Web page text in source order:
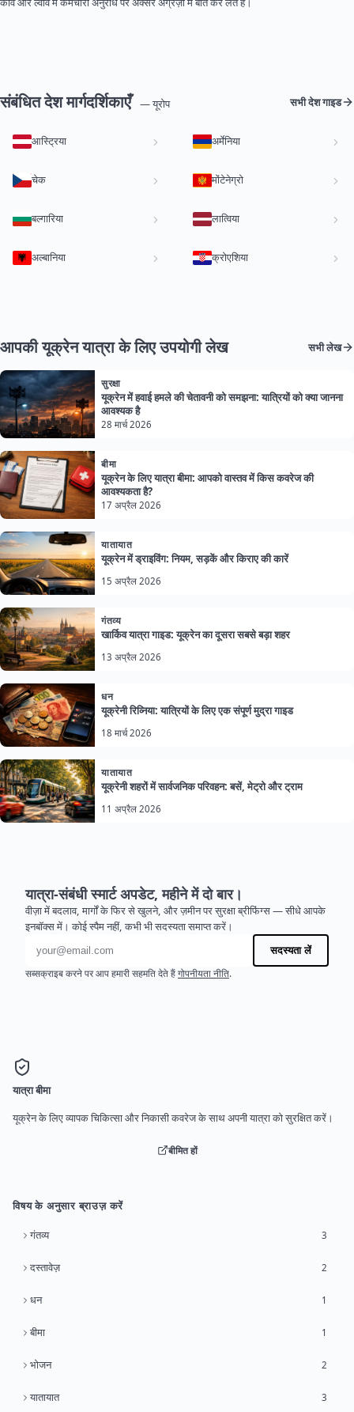
संबंधित देश मार्गदर्शिकाएँ — यूरोप सभी देश गाइड
आस्ट्रिया अर्मेनिया
चेक मोंटेनेग्रो
बल्गारिया लात्विया
अल्बानिया क्रोएशिया
आपकी यूक्रेन यात्रा के लिए उपयोगी लेख सभी लेख
सुरक्षा
यूक्रेन में हवाई हमले की चेतावनी को समझना: यात्रियों को क्या जानना
आवश्यक है
28 मार्च 2026
बीमा
यूक्रेन के लिए यात्रा बीमा: आपको वास्तव में किस कवरेज की
आवश्यकता है?
17 अप्रैल 2026
यातायात
यूक्रेन में ड्राइविंग: नियम, सड़कें और किराए की कारें
15 अप्रैल 2026
गंतव्य
खार्किव यात्रा गाइड: यूक्रेन का दूसरा सबसे बड़ा शहर
13 अप्रैल 2026
धन
यूक्रेनी रिव्निया: यात्रियों के लिए एक संपूर्ण मुद्रा गाइड
18 मार्च 2026
यातायात
यूक्रेनी शहरों में सार्वजनिक परिवहन: बसें, मेट्रो और ट्राम
11 अप्रैल 2026
यात्रा-संबंधी स्मार्ट अपडेट, महीने में दो बार।
वीज़ा में बदलाव, मार्गों के फिर से खुलने, और ज़मीन पर सुरक्षा ब्रीफिंग्स — सीधे आपके
इनबॉक्स में। कोई स्पैम नहीं, कभी भी सदस्यता समाप्त करें।
ईमेल पता
सदस्यता लें
सब्सक्राइब करने पर आप हमारी सहमति देते हैं गोपनीयता नीति.
यात्रा बीमा
यूक्रेन के लिए व्यापक चिकित्सा और निकासी कवरेज के साथ अपनी यात्रा को सुरक्षित करें।
बीमित हों
विषय के अनुसार ब्राउज़ करें
गंतव्य 3
दस्तावेज़ 2
धन 1
बीमा 1
भोजन 2
यातायात 3